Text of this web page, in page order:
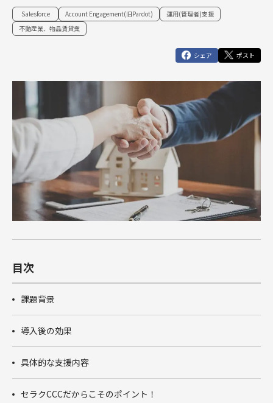
セールスコ
ンサルティ
対象製品
Salesforce
ダッシュボ
カスタマー
ジャーニー
ワークショ
ップ
SFAマネジ
クショップ
商談フェー
スワークシ
ョップ
Tableau
定着・運用
支援（常
対象製品
Salesforce
Tableau
Account
Engagement
Marketing
Cloud
Data Cloud
その他サー
ビス
BtoBマ
ーケティング
支援
商談フェーズ設計ワークショップ
Tableau
Marketing Cloud
Data Cloud
SIベンダー向け支援
運用・定着・活用支援
DataCloud
導入、定着・活用支援
BtoBマーケティング支援
Salesforce運用(常駐・リモート)支援
Salesforceセールスコンサルティング 支援
人材育成パッケージ
その他課題はこちら
Salesforce Account Engagement(旧Pardot)
運用(管理者)支援
不動産業、物品賃貸業
シェア ポスト
目次
課題背景
導入後の効果
具体的な支援内容
セラクCCCだからこそのポイント！